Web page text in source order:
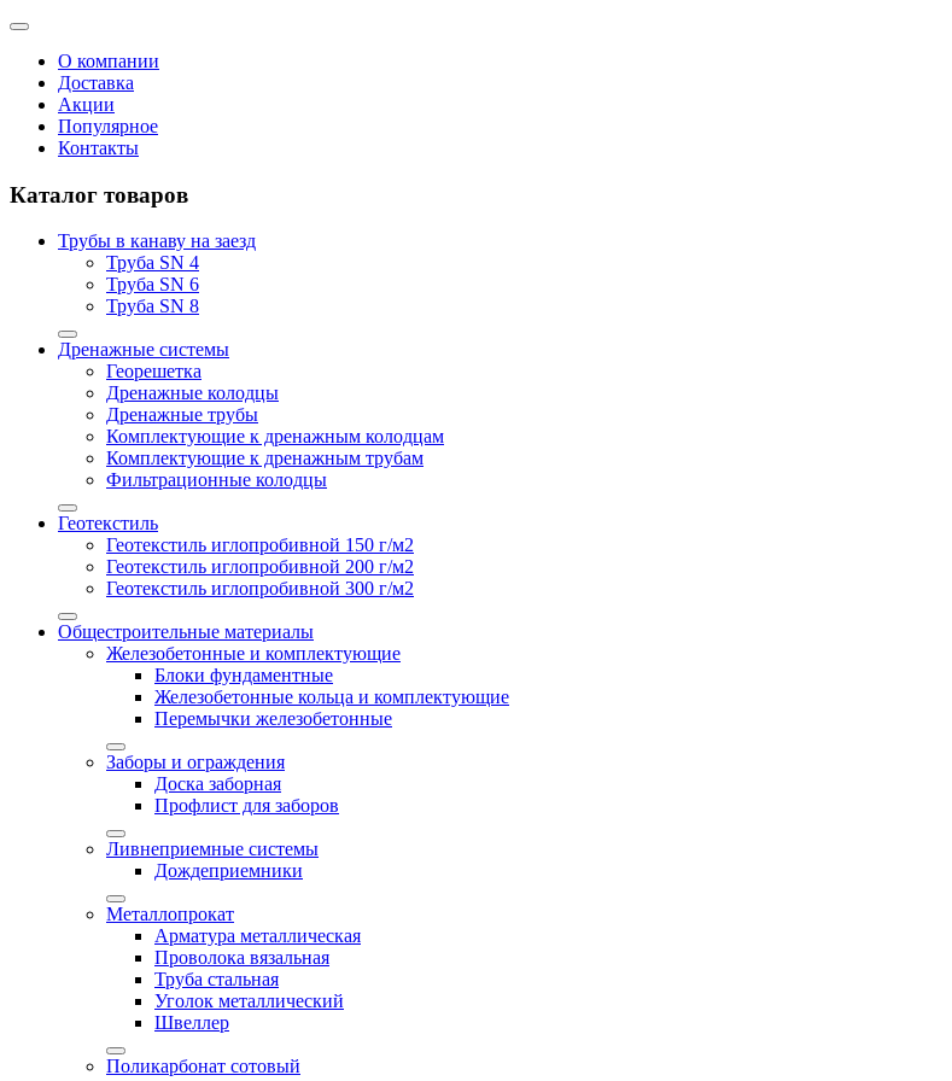
О компании
Доставка
Акции
Популярное
Контакты
Каталог товаров
Трубы в канаву на заезд
Труба SN 4
Труба SN 6
Труба SN 8
Дренажные системы
Георешетка
Дренажные колодцы
Дренажные трубы
Комплектующие к дренажным колодцам
Комплектующие к дренажным трубам
Фильтрационные колодцы
Геотекстиль
Геотекстиль иглопробивной 150 г/м2
Геотекстиль иглопробивной 200 г/м2
Геотекстиль иглопробивной 300 г/м2
Общестроительные материалы
Железобетонные и комплектующие
Блоки фундаментные
Железобетонные кольца и комплектующие
Перемычки железобетонные
Заборы и ограждения
Доска заборная
Профлист для заборов
Ливнеприемные системы
Дождеприемники
Металлопрокат
Арматура металлическая
Проволока вязальная
Труба стальная
Уголок металлический
Швеллер
Поликарбонат сотовый